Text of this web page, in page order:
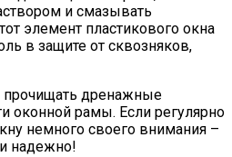
и смазывать
элемент пластикового окна
в защите от сквозняков,
прочищать дренажные
оконной рамы. Если регулярно
немного своего внимания –
надежно!